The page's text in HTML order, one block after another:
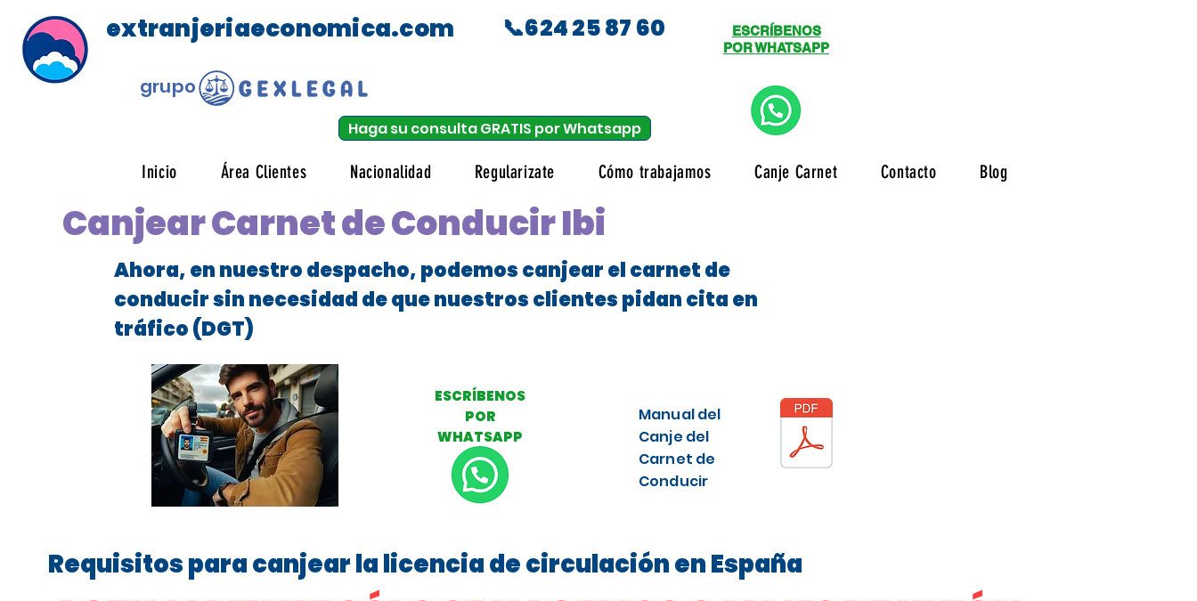
extranjeriaeconomica.com
grupo
📞624 25 87 60
Haga su consulta GRATIS por Whatsapp
ESCRÍBENOS
POR WHATSAPP
Inicio Área Clientes Nacionalidad Regularizate Cómo trabajamos Canje Carnet Contacto Blog
Canjear Carnet de Conducir Ibi
Ahora, en nuestro despacho, podemos canjear el carnet de
conducir sin necesidad de que nuestros clientes pidan cita en
tráfico (DGT)
ESCRÍBENOS
POR
WHATSAPP
Manual del
Canje del
Carnet de
Conducir
Requisitos para canjear la licencia de circulación en España